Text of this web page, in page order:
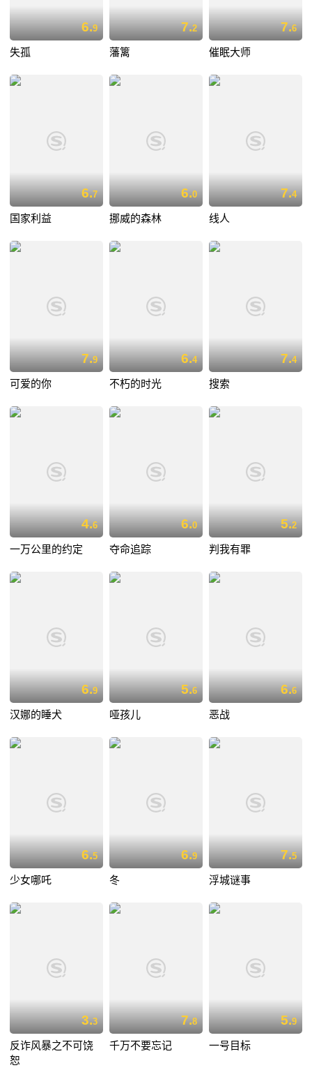
6.9
失孤
7.2
藩篱
7.6
催眠大师
6.7
国家利益
6.0
挪威的森林
7.4
线人
7.9
可爱的你
6.4
不朽的时光
7.4
搜索
4.6
一万公里的约定
6.0
夺命追踪
5.2
判我有罪
6.9
汉娜的睡犬
5.6
哑孩儿
6.6
恶战
6.5
少女哪吒
6.9
冬
7.5
浮城谜事
3.3
反诈风暴之不可饶
恕
7.8
千万不要忘记
5.9
一号目标